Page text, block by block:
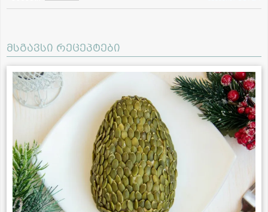
მსგავსი რეცეპტები